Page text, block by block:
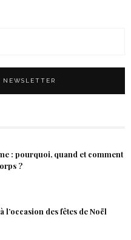
: pourquoi, quand et comment
?
l’occasion des fêtes de Noël